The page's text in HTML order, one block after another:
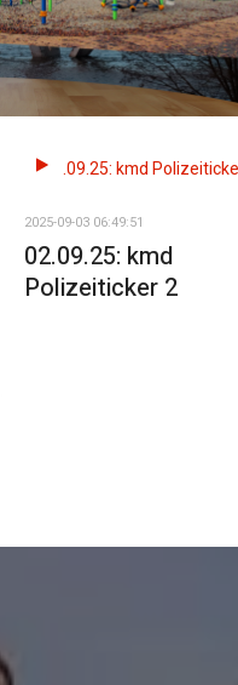
2025-09-03 06:49:51
02.09.25: kmd
Polizeiticker 2